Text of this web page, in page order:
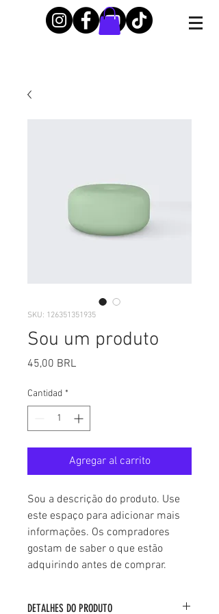
SKU: 126351351935
Sou um produto
45,00 BRLPrecio
Cantidad *
Agregar al carrito
Sou a descrição do produto. Use
este espaço para adicionar mais
informações. Os compradores
gostam de saber o que estão
adquirindo antes de comprar.
DETALHES DO PRODUTO